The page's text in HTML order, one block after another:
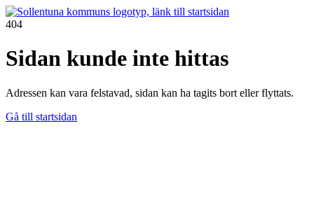
404
Sidan kunde inte hittas
Adressen kan vara felstavad, sidan kan ha tagits bort eller flyttats.
Gå till startsidan